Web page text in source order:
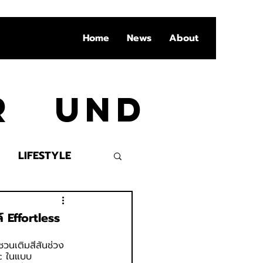
Home News About
und
LIFESTYLE
Effortless
วนเติมสีสันช่วง
ในแบบ